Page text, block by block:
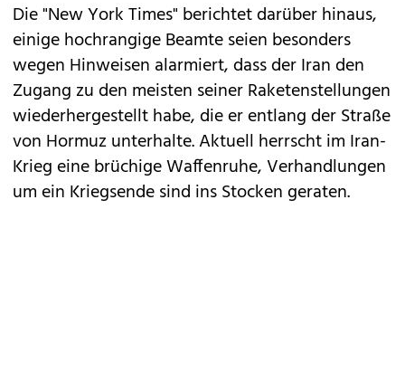
Die "New York Times" berichtet darüber hinaus,
einige hochrangige Beamte seien besonders
wegen Hinweisen alarmiert, dass der Iran den
Zugang zu den meisten seiner Raketenstellungen
wiederhergestellt habe, die er entlang der Straße
von Hormuz unterhalte. Aktuell herrscht im Iran-
Krieg eine brüchige Waffenruhe, Verhandlungen
um ein Kriegsende sind ins Stocken geraten.